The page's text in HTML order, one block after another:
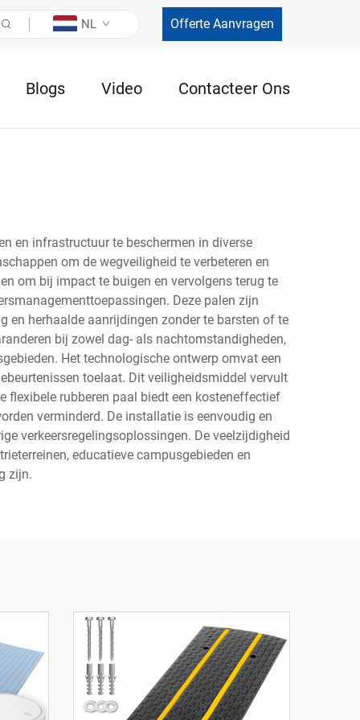
NL Offerte Aanvragen
Blogs Video Contacteer Ons
en infrastructuur te beschermen in diverse
om de wegveiligheid te verbeteren en
om bij impact te buigen en vervolgens terug te
Deze palen zijn
en herhaalde aanrijdingen zonder te barsten of te
bij zowel dag- als nachtomstandigheden,
Het technologische ontwerp omvat een
toelaat. Dit veiligheidsmiddel vervult
flexibele rubberen paal biedt een kosteneffectief
verminderd. De installatie is eenvoudig en
verkeersregelingsoplossingen. De veelzijdigheid
educatieve campusgebieden en
zijn.